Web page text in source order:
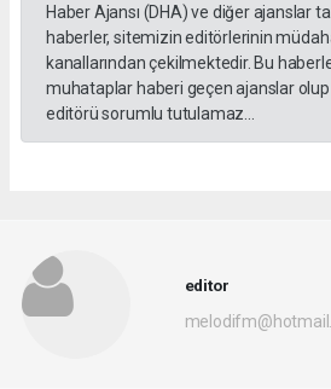
Haber Ajansı (DHA) ve diğer ajanslar
haberler, sitemizin editörlerinin
kanallarından çekilmektedir. Bu
muhataplar haberi geçen ajanslar
editörü sorumlu tutulamaz...
editor